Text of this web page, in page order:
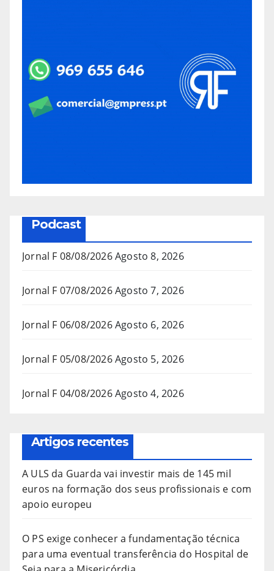
Podcast
Jornal F 08/08/2026Agosto 8, 2026
Jornal F 07/08/2026Agosto 7, 2026
Jornal F 06/08/2026Agosto 6, 2026
Jornal F 05/08/2026Agosto 5, 2026
Jornal F 04/08/2026Agosto 4, 2026
Artigos recentes
A ULS da Guarda vai investir mais de 145 mil
euros na formação dos seus profissionais e com
apoio europeu
O PS exige conhecer a fundamentação técnica
para uma eventual transferência do Hospital de